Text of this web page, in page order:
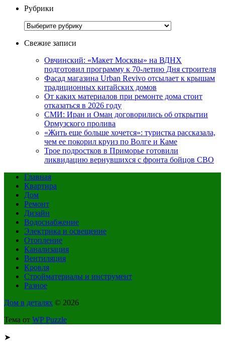
Рубрики
Рубрики
Свежие записи
Овчинский: «Макет Москвы» на ВДНХ
подготовил программу к 70-летию Дня строителя
Фасад магазина Urban Revivo отсылает к крышам
традиционных китайских домов
От каких материалов при ремонте дома стоит
отказаться в 2026 году
СМИ: Иран и Оман договорились об открытии
Ормузского пролива
«Жить еще больше хочется»: туристка рассказала,
чем ее покорил круиз по Волге и Каме
Трое подростков в Приморье готовили
ликвидацию вернувшихся с фронта бойцов СВО
Главная
Квартира
Дом
Ремонт
Дизайн
Водоснабжение
Электрика и освещение
Отопление
Канализация
Вентиляция
Кровля
Стройматериалы и инструмент
Разное
Дом в деталях © 2026
Тема от WP Puzzle
➤